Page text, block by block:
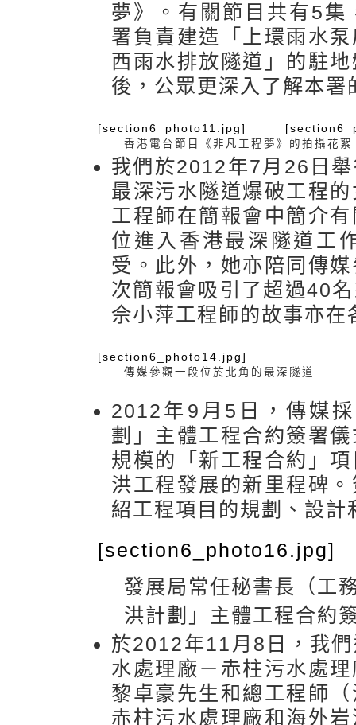
夢》。有關節目共有5集
署負責建造「上環雨水
西雨水排放隧道」的駐
後，公眾更深入了解本署
[section6_photo11.jpg]
香港電台節目《非凡工程夢》的拍攝花絮
我們於2012年7月26日
最深污水隧道爆破工程
工程師在簡報會中簡介
位進入香港最深隧道工
受。此外，她亦陪同傳
次簡報會吸引了超過40
佘小萍工程師的故事亦
[section6_photo14.jpg]
傳媒參觀一段位於北角的最深隧道
2012年9月5日，傳媒
劃」主體工程合約簽署
規模的「新工程合約」
洪工程發展的新里程碑
紹工程項目的規劃、設計
[section6_photo16.jpg]
發展局常任秘書長（工
洪計劃」主體工程合約
於2012年11月8日，我
水處理廠－赤柱污水處
黎卓豪先生和總工程師
赤柱污水處理廠和海外